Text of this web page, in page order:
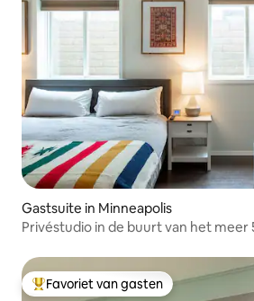
Gastsuite in Minneapolis
Privéstudio in de buurt van het meer
Topfavoriet van gasten
Favoriet van gasten